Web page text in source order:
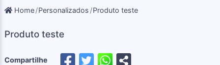
Home Personalizados Produto teste
Produto teste
Compartilhe